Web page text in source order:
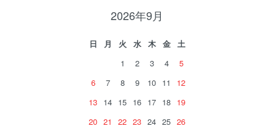
2026年9月
日 月 火 水 木 金
土
1
2 3 4
5
6
7 8 9 10 11
12
13 14 15 16 17 18 19
20 21 22 23 24 25 26